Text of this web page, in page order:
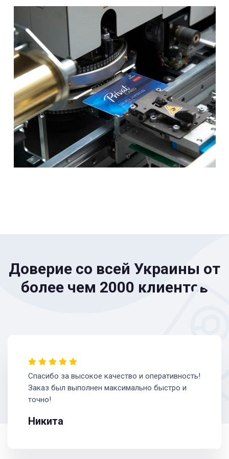
Доверие со всей Украины от
более чем 2000 клиентов
Спасибо за высокое качество и оперативность!
Заказ был выполнен максимально быстро и
точно!
Никита